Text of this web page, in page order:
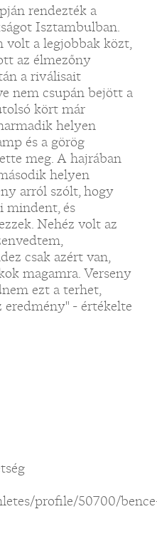
rendezték a
Isztambulban.
volt a legjobbak közt,
az élmezőny
a riválisait
nem csupán bejött a
kört már
helyen
és a görög
meg. A hajrában
helyen
arról szólt, hogy
mindent, és
Nehéz volt az
csak azért van,
magamra. Verseny
ezt a terhet,
eredmény" - értékelte
profile/50700/